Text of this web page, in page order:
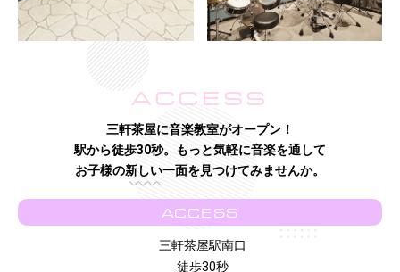
ACCESS
三軒茶屋に音楽教室がオープン！
駅から徒歩30秒。もっと気軽に音楽を通して
お子様の新しい一面を見つけてみませんか。
ACCESS
三軒茶屋駅南口
徒歩30秒